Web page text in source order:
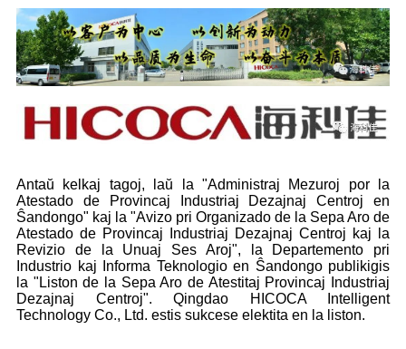
Antaŭ kelkaj tagoj, laŭ la "Administraj Mezuroj por la
Atestado de Provincaj Industriaj Dezajnaj Centroj en
Ŝandongo" kaj la "Avizo pri Organizado de la Sepa Aro de
Atestado de Provincaj Industriaj Dezajnaj Centroj kaj la
Revizio de la Unuaj Ses Aroj", la Departemento pri
Industrio kaj Informa Teknologio en Ŝandongo publikigis
la "Liston de la Sepa Aro de Atestitaj Provincaj Industriaj
Dezajnaj Centroj". Qingdao HICOCA Intelligent
Technology Co., Ltd. estis sukcese elektita en la liston.